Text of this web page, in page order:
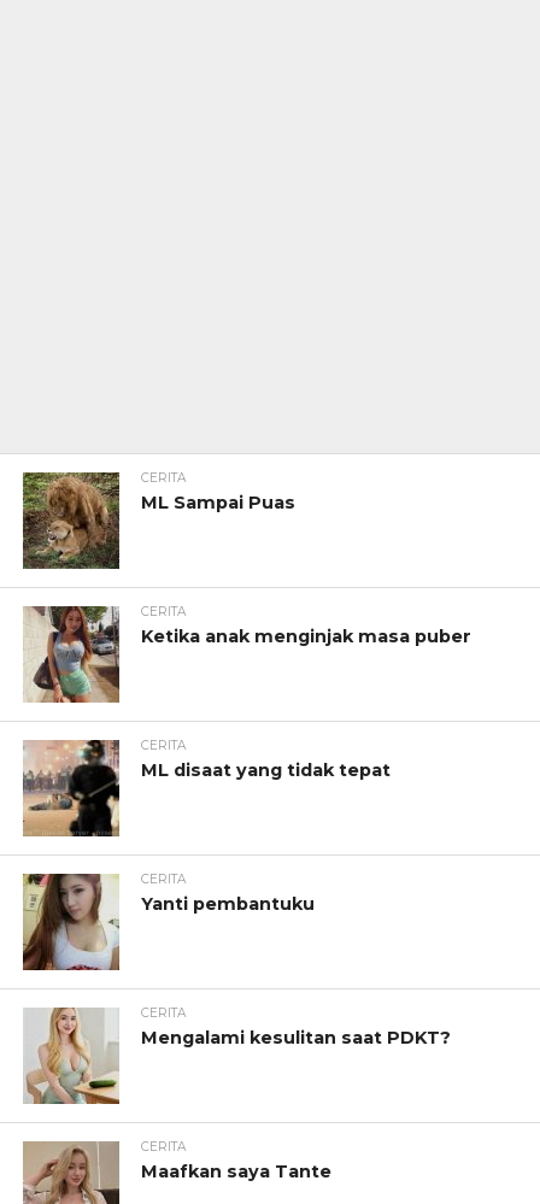
CERITA
ML Sampai Puas
CERITA
Ketika anak menginjak masa puber
CERITA
ML disaat yang tidak tepat
CERITA
Yanti pembantuku
CERITA
Mengalami kesulitan saat PDKT?
CERITA
Maafkan saya Tante